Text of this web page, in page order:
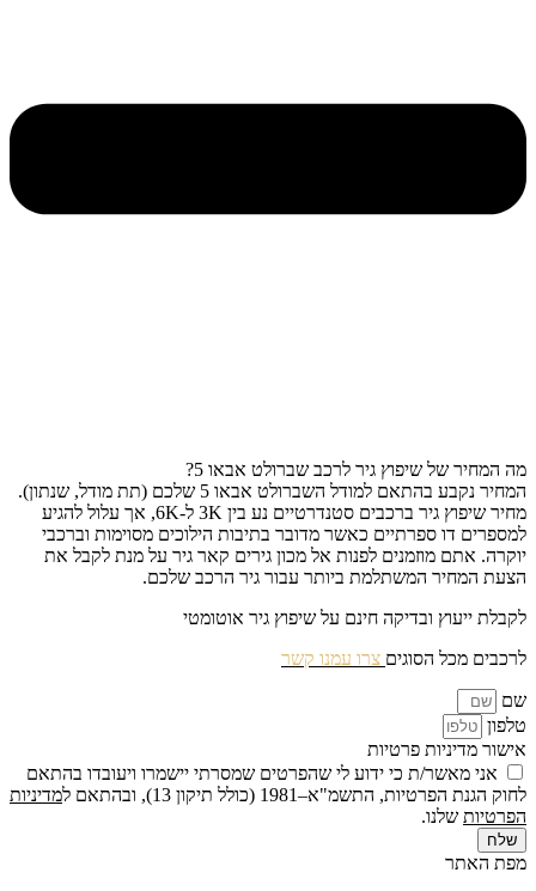
מה המחיר של שיפוץ גיר לרכב שברולט אבאו 5?
המחיר נקבע בהתאם למודל השברולט אבאו 5 שלכם (תת מודל, שנתון).
מחיר שיפוץ גיר ברכבים סטנדרטיים נע בין 3K ל-6K, אך עלול להגיע
למספרים דו ספרתיים כאשר מדובר בתיבות הילוכים מסוימות וברכבי
יוקרה. אתם מוזמנים לפנות אל מכון גירים קאר גיר על מנת לקבל את
הצעת המחיר המשתלמת ביותר עבור גיר הרכב שלכם.
לקבלת ייעוץ ובדיקה חינם על שיפוץ גיר אוטומטי
לרכבים מכל הסוגים צרו עמנו קשר
שם
טלפון
אישור מדיניות פרטיות
אני מאשר/ת כי ידוע לי שהפרטים שמסרתי יישמרו ויעובדו בהתאם
לחוק הגנת הפרטיות, התשמ"א–1981 (כולל תיקון 13), ובהתאם ל
מדיניות
הפרטיות שלנו.
שלח
מפת האתר